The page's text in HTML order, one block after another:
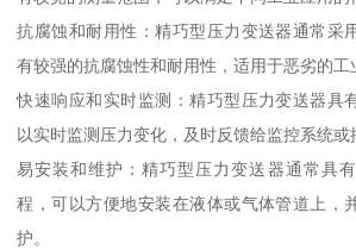
抗腐蚀和耐用性：精巧型压力变送器通常采
有较强的抗腐蚀性和耐用性，适用于恶劣的工
快速响应和实时监测：精巧型压力变送器具
以实时监测压力变化，及时反馈给监控系统或
易安装和维护：精巧型压力变送器通常具
程，可以方便地安装在液体或气体管道上，
护。